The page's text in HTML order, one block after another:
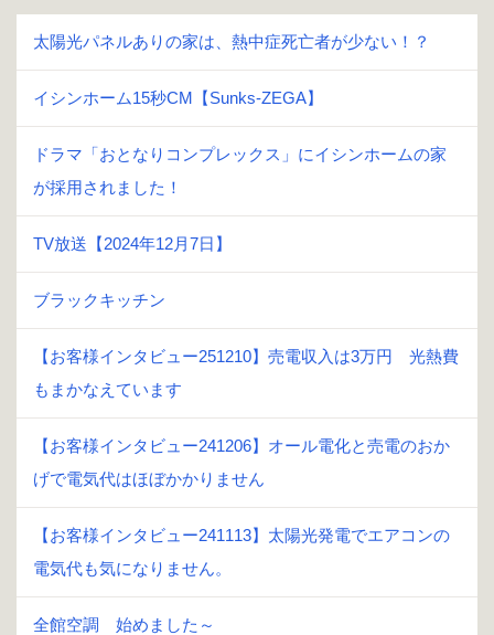
太陽光パネルありの家は、熱中症死亡者が少ない！？
イシンホーム15秒CM【Sunks-ZEGA】
ドラマ「おとなりコンプレックス」にイシンホームの家
が採用されました！
TV放送【2024年12月7日】
ブラックキッチン
【お客様インタビュー251210】売電収入は3万円 光熱費
もまかなえています
【お客様インタビュー241206】オール電化と売電のおか
げで電気代はほぼかかりません
【お客様インタビュー241113】太陽光発電でエアコンの
電気代も気になりません。
全館空調 始めました～